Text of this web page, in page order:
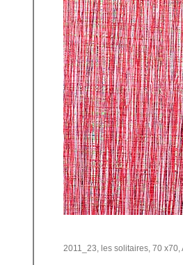
2011_23, les solitaires, 70